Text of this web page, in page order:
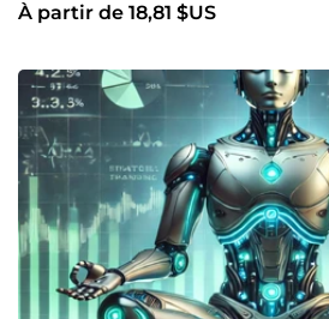
À partir de 18,81 $US